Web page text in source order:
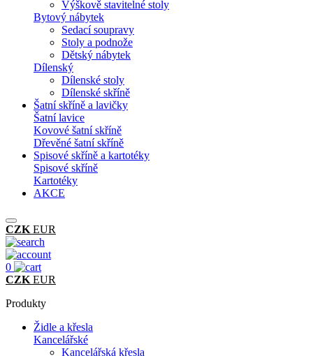
Výškově stavitelné stoly
Bytový nábytek
Sedací soupravy
Stoly a podnože
Dětský nábytek
Dílenský
Dílenské stoly
Dílenské skříně
Šatní skříně a lavičky
Šatní lavice
Kovové šatní skříně
Dřevěné šatní skříně
Spisové skříně a kartotéky
Spisové skříně
Kartotéky
AKCE
CZK EUR
0
CZK EUR
Produkty
Židle a křesla
Kancelářské
Kancelářská křesla